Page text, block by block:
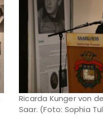
Ricarda Kunger von
Saar. (Foto: Sophia